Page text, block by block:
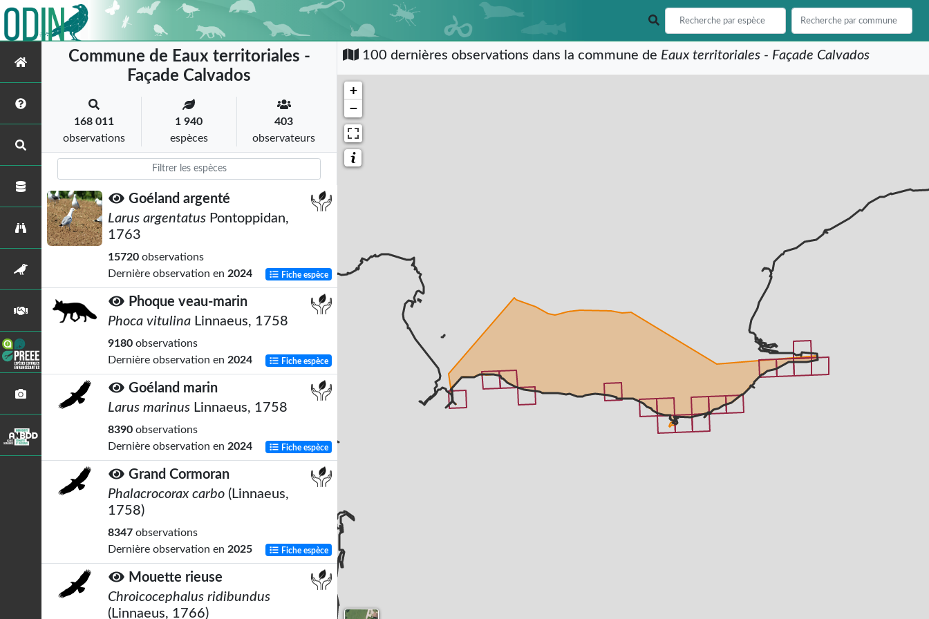
Commune de Eaux territoriales -
Façade Calvados
168 011
observations
1 940
espèces
403
observateurs
Goéland argenté
Larus argentatus Pontoppidan,
1763
15720 observations
Dernière observation en 2024 Fiche espèce
Phoque veau-marin
Phoca vitulina Linnaeus, 1758
9180 observations
Dernière observation en 2024 Fiche espèce
Goéland marin
Larus marinus Linnaeus, 1758
8390 observations
Dernière observation en 2024 Fiche espèce
Grand Cormoran
Phalacrocorax carbo (Linnaeus,
1758)
8347 observations
Dernière observation en 2025 Fiche espèce
Mouette rieuse
Chroicocephalus ridibundus
(Linnaeus, 1766)
100 dernières observations dans la commune de Eaux territoriales - Façade Calvados
+
−